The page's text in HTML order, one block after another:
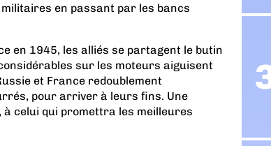
en passant par les bancs
en 1945, les alliés se partagent le butin
sur les moteurs aiguisent
et France redoublement
pour arriver à leurs fins. Une
à celui qui promettra les meilleures